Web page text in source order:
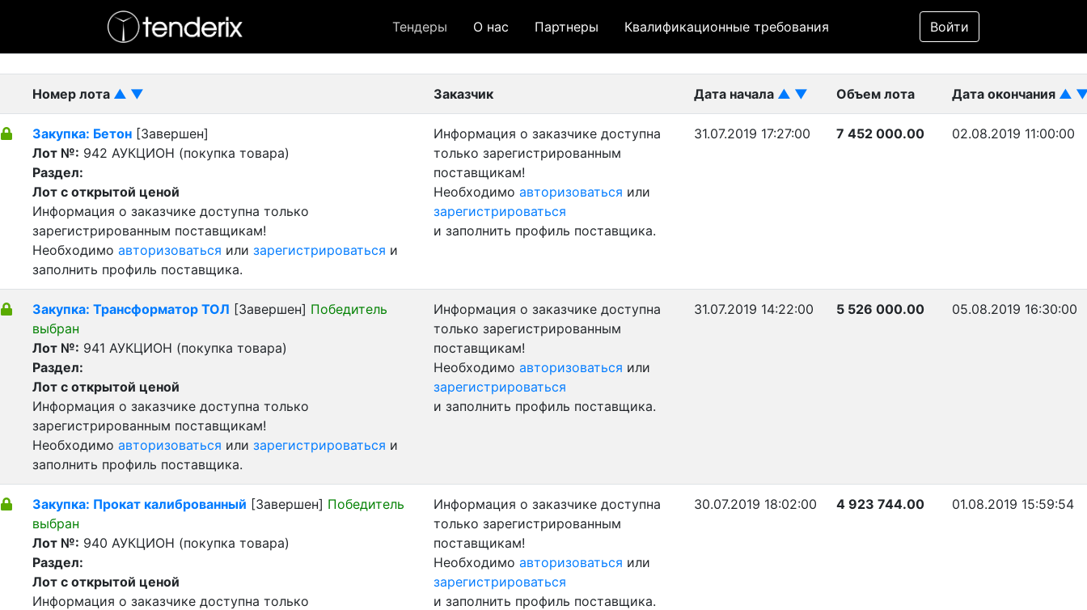
Тендеры О нас Партнеры Квалификационные требования Войти
Фильтр
- Завершенный лот
Номер лота ▲ ▼ Заказчик Дата начала ▲ ▼ Объем лота Дата окончания ▲
Закупка: Бетон [Завершен]
Лот №: 942 АУКЦИОН (покупка товара)
Раздел:
Лот с открытой ценой
Информация о заказчике доступна только
зарегистрированным поставщикам!
Необходимо авторизоваться или зарегистрироваться и
заполнить профиль поставщика.
Информация о заказчике доступна
только зарегистрированным
поставщикам!
Необходимо авторизоваться или
зарегистрироваться
и заполнить профиль поставщика.
31.07.2019 17:27:00 7 452 000.00 02.08.2019 11:00:00
Закупка: Трансформатор ТОЛ [Завершен] Победитель
выбран
Лот №: 941 АУКЦИОН (покупка товара)
Раздел:
Лот с открытой ценой
Информация о заказчике доступна только
зарегистрированным поставщикам!
Необходимо авторизоваться или зарегистрироваться и
заполнить профиль поставщика.
Информация о заказчике доступна
только зарегистрированным
поставщикам!
Необходимо авторизоваться или
зарегистрироваться
и заполнить профиль поставщика.
31.07.2019 14:22:00 5 526 000.00 05.08.2019 16:30:00
Закупка: Прокат калиброванный [Завершен] Победитель
выбран
Лот №: 940 АУКЦИОН (покупка товара)
Раздел:
Лот с открытой ценой
Информация о заказчике доступна только
Информация о заказчике доступна
только зарегистрированным
поставщикам!
Необходимо авторизоваться или
зарегистрироваться
и заполнить профиль поставщика.
30.07.2019 18:02:00 4 923 744.00 01.08.2019 15:59:54